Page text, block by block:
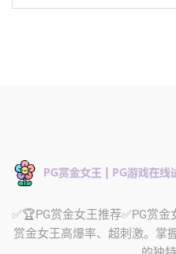
✅🏆PG赏金女王推荐✅PG赏
赏金女王高爆率、超刺激。掌